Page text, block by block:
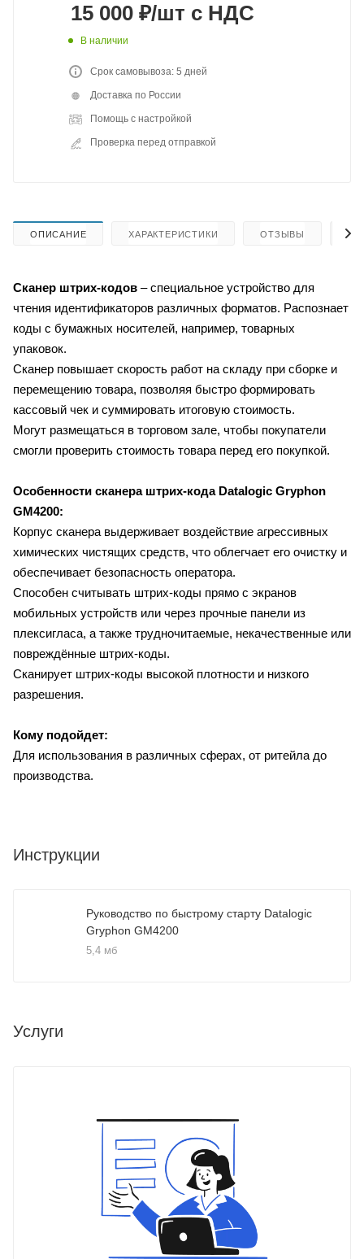
15 000 ₽/шт с НДС
В наличии
Срок самовывоза: 5 дней
Доставка по России
Помощь с настройкой
Проверка перед отправкой
ОПИСАНИЕ ХАРАКТЕРИСТИКИ ОТЗЫВЫ
Сканер штрих-кодов – специальное устройство для
чтения идентификаторов различных форматов. Распознает
коды с бумажных носителей, например, товарных
упаковок.
Сканер повышает скорость работ на складу при сборке и
перемещению товара, позволяя быстро формировать
кассовый чек и суммировать итоговую стоимость.
Могут размещаться в торговом зале, чтобы покупатели
смогли проверить стоимость товара перед его покупкой.
Особенности сканера штрих-кода Datalogic Gryphon
GM4200:
Корпус сканера выдерживает воздействие агрессивных
химических чистящих средств, что облегчает его очистку и
обеспечивает безопасность оператора.
Способен считывать штрих-коды прямо с экранов
мобильных устройств или через прочные панели из
плексигласа, а также трудночитаемые, некачественные или
повреждённые штрих-коды.
Сканирует штрих-коды высокой плотности и низкого
разрешения.
Кому подойдет:
Для использования в различных сферах, от ритейла до
производства.
Инструкции
Руководство по быстрому старту Datalogic
Gryphon GM4200
5,4 мб
Услуги